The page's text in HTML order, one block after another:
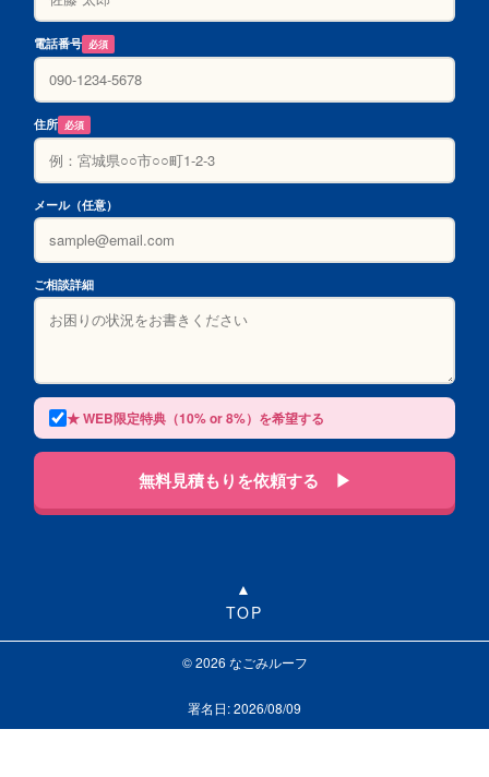
電話番号 必須
住所 必須
メール（任意）
ご相談詳細
★ WEB限定特典（10% or 8%）を希望する
無料見積もりを依頼する ▶
TOP
© 2026 なごみルーフ
署名日: 2026/08/09